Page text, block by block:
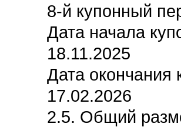
8-й купонный
Дата начала
18.11.2025
Дата окончания
17.02.2026
2.5. Общий